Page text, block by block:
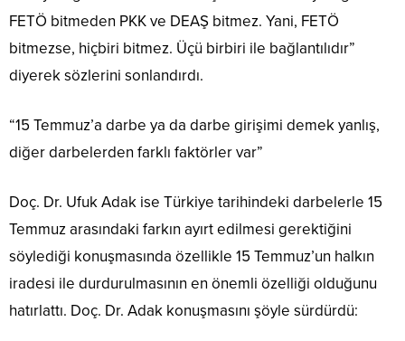
FETÖ bitmeden PKK ve DEAŞ bitmez. Yani, FETÖ
bitmezse, hiçbiri bitmez. Üçü birbiri ile bağlantılıdır”
diyerek sözlerini sonlandırdı.
“15 Temmuz’a darbe ya da darbe girişimi demek yanlış,
diğer darbelerden farklı faktörler var”
Doç. Dr. Ufuk Adak ise Türkiye tarihindeki darbelerle 15
Temmuz arasındaki farkın ayırt edilmesi gerektiğini
söylediği konuşmasında özellikle 15 Temmuz’un halkın
iradesi ile durdurulmasının en önemli özelliği olduğunu
hatırlattı. Doç. Dr. Adak konuşmasını şöyle sürdürdü: